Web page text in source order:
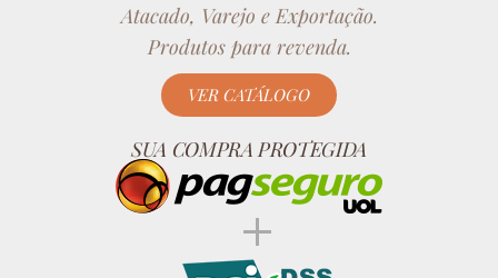
Atacado, Varejo e Exportação.
Produtos para revenda.
VER CATÁLOGO
SUA COMPRA PROTEGIDA